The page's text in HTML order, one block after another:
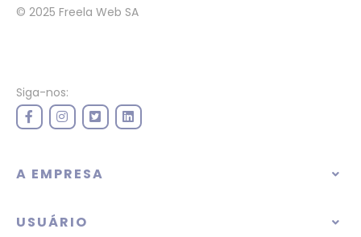
© 2025 Freela Web SA
Siga-nos:
A EMPRESA
USUÁRIO